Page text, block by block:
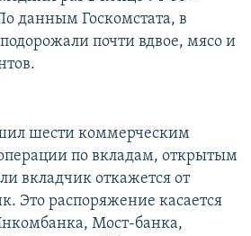
данным Госкомстата, в
почти вдвое, мясо и
шести коммерческим
по вкладам, открытым
вкладчик откажется от
Это распоряжение касается
Мост-банка,